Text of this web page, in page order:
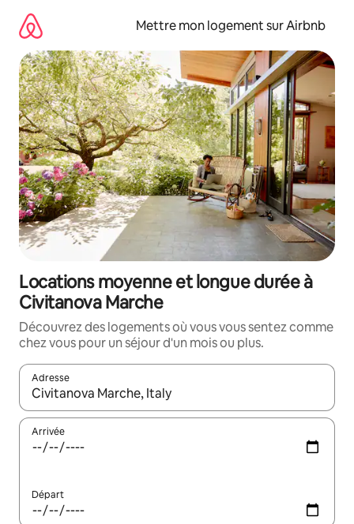
directement
contenu
Mettre mon logement sur Airbnb
Locations moyenne et longue durée à
Civitanova Marche
Découvrez des logements où vous vous sentez comme
chez vous pour un séjour d'un mois ou plus.
Adresse
Lorsque les résultats s'affichent, utilisez les flèches vers le
Arrivée
Départ